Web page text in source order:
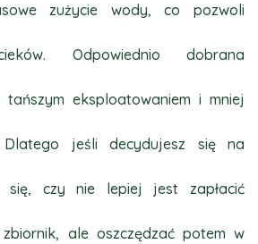
zużycie wody, co pozwoli
Odpowiednio dobrana
tańszym eksploatowaniem i mniej
Dlatego jeśli decydujesz się na
się, czy nie lepiej jest zapłacić
ale oszczędzać potem w